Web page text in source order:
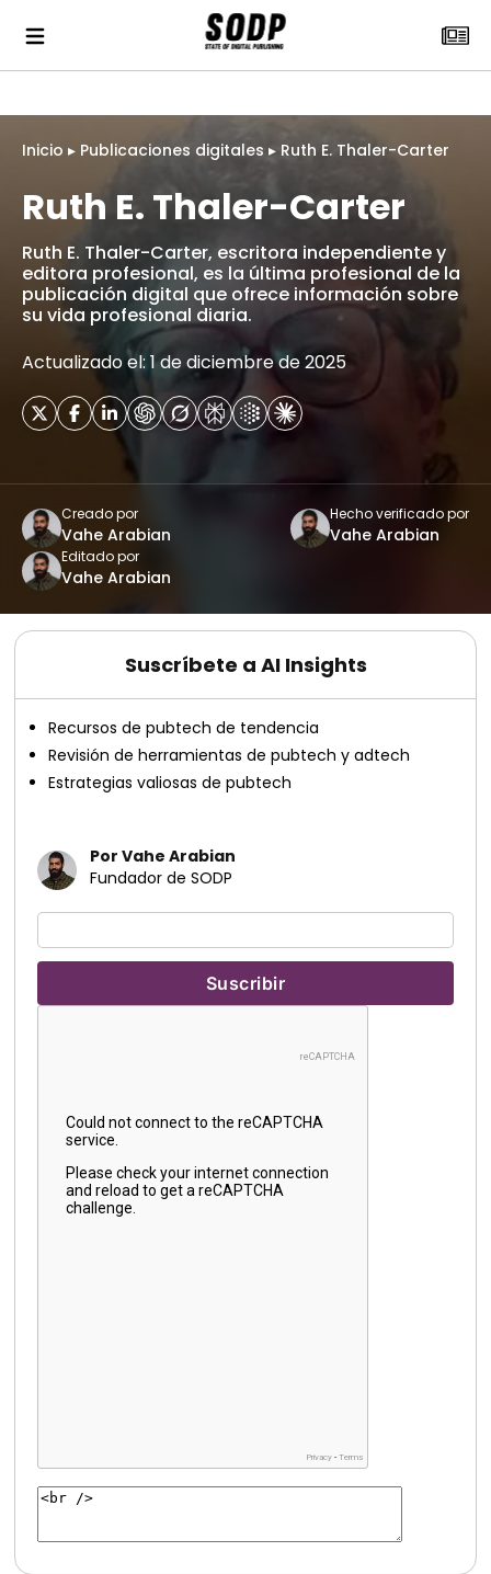
Inicio ▸ Publicaciones digitales ▸ Ruth E. Thaler-Carter
Ruth E. Thaler-Carter
Ruth E. Thaler-Carter, escritora independiente y
editora profesional, es la última profesional de la
publicación digital que ofrece información sobre
su vida profesional diaria.
Actualizado el: 1 de diciembre de 2025
Creado por
Vahe Arabian
Hecho verificado por
Vahe Arabian
Editado por
Vahe Arabian
Suscríbete a AI Insights
Recursos de pubtech de tendencia
Revisión de herramientas de pubtech y adtech
Estrategias valiosas de pubtech
Por Vahe Arabian
Fundador de SODP